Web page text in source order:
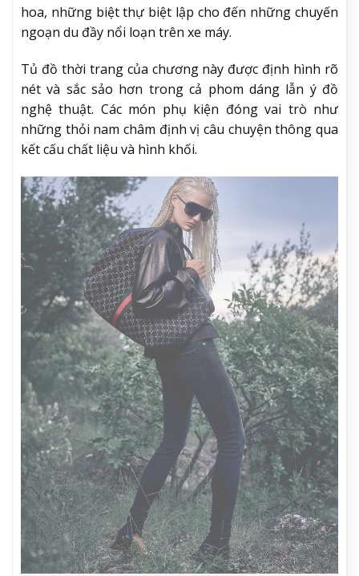
hoa, những biệt thự biệt lập cho đến những chuyến
ngoạn du đầy nổi loạn trên xe máy.
Tủ đồ thời trang của chương này được định hình rõ
nét và sắc sảo hơn trong cả phom dáng lẫn ý đồ
nghệ thuật. Các món phụ kiện đóng vai trò như
những thỏi nam châm định vị câu chuyện thông qua
kết cấu chất liệu và hình khối.